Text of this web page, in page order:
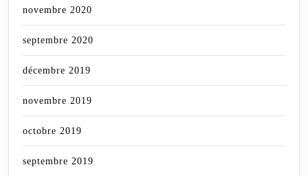
novembre 2020
septembre 2020
décembre 2019
novembre 2019
octobre 2019
septembre 2019